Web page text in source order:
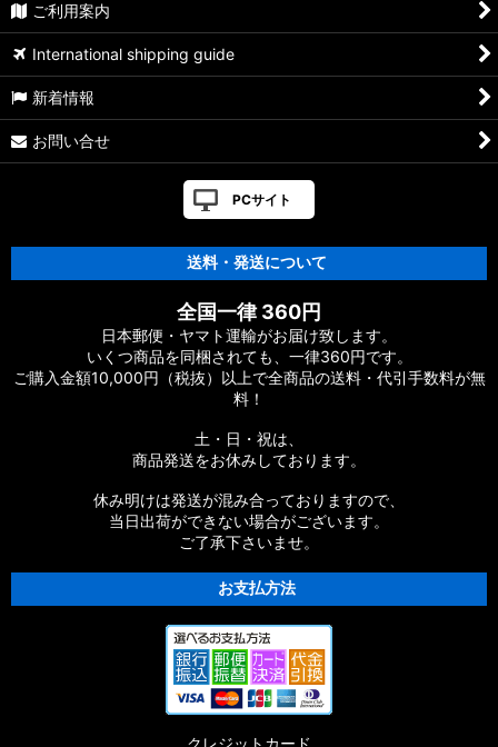
ご利用案内
International shipping guide
新着情報
お問い合せ
PCサイト
送料・発送について
全国一律 360円
日本郵便・ヤマト運輸がお届け致します。
いくつ商品を同梱されても、一律360円です。
ご購入金額10,000円（税抜）以上で全商品の送料・代引手数料が無
料！
土・日・祝は、
商品発送をお休みしております。
休み明けは発送が混み合っておりますので、
当日出荷ができない場合がございます。
ご了承下さいませ。
お支払方法
クレジットカード